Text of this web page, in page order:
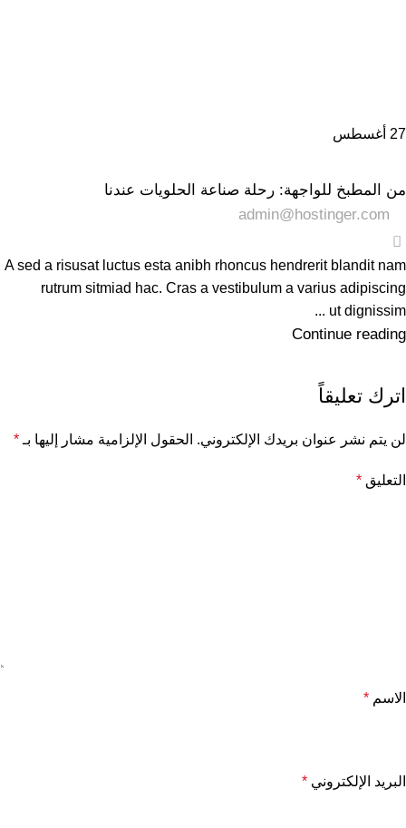
27 أغسطس
من المطبخ للواجهة: رحلة صناعة الحلويات عندنا
admin@hostinger.com
0
A sed a risusat luctus esta anibh rhoncus hendrerit blandit nam
rutrum sitmiad hac. Cras a vestibulum a varius adipiscing
ut dignissim ...
Continue reading
اترك تعليقاً
لن يتم نشر عنوان بريدك الإلكتروني. الحقول الإلزامية مشار إليها بـ *
التعليق *
الاسم *
البريد الإلكتروني *